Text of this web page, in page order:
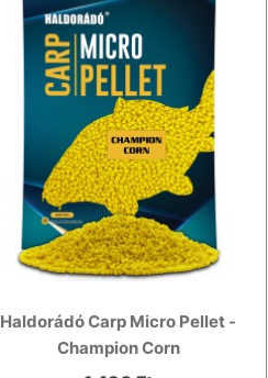
Haldorádó Carp Micro Pellet -
Champion Corn